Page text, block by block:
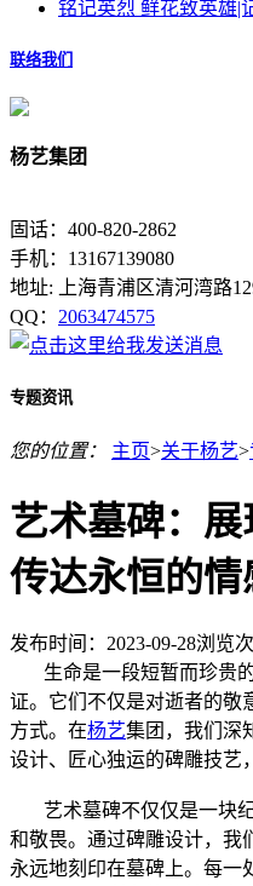
铭记英烈 鲜花致英雄|
联络我们
杨艺集团
固话：400-820-2862
手机：13167139080
地址: 上海青浦区清河湾路
QQ： 2063474575
专题资讯
您的位置： 主页>关于杨艺>
艺术墓碑：展
传达永恒的情
发布时间：2023-09-28浏览次
生命是一段短暂而珍贵的
证。它们不仅是对逝者的敬
方式。在杨艺集团，我们深
设计、匠心独运的碑雕技艺
艺术墓碑不仅仅是一块
和敬畏。通过碑雕设计，我
永远地刻印在墓碑上。每一